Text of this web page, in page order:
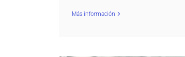
Más información